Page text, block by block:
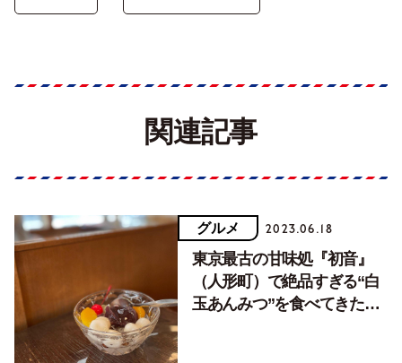
関連記事
グルメ 2023.06.18
東京最古の甘味処『初音』
（人形町）で絶品すぎる“白
玉あんみつ”を食べてきた